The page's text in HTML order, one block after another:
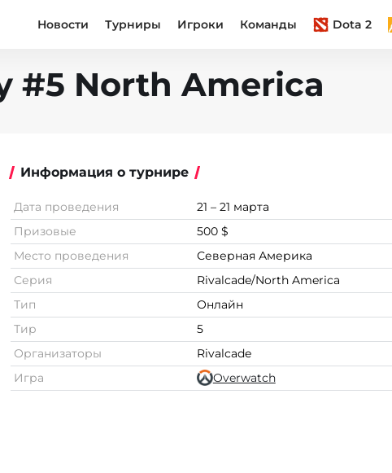
Новости Турниры Игроки Команды Dota 2
#5 North America
Информация о турнире
Дата проведения
21 – 21 марта
Призовые
500 $
Место проведения
Северная Америка
Серия
Rivalcade/North America
Тип
Онлайн
Тир
5
Организаторы
Rivalcade
Игра
Overwatch